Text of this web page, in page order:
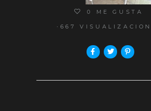
0 ME GUSTA
667